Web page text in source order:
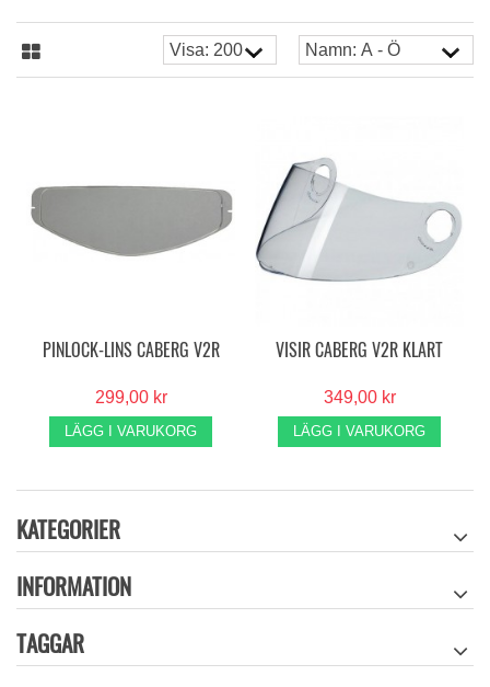
PINLOCK-LINS CABERG V2R
299,00 kr
LÄGG I VARUKORG
VISIR CABERG V2R KLART
349,00 kr
LÄGG I VARUKORG
KATEGORIER
INFORMATION
TAGGAR